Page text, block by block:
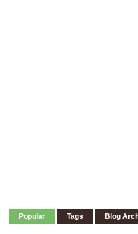
Popular Tags Blog